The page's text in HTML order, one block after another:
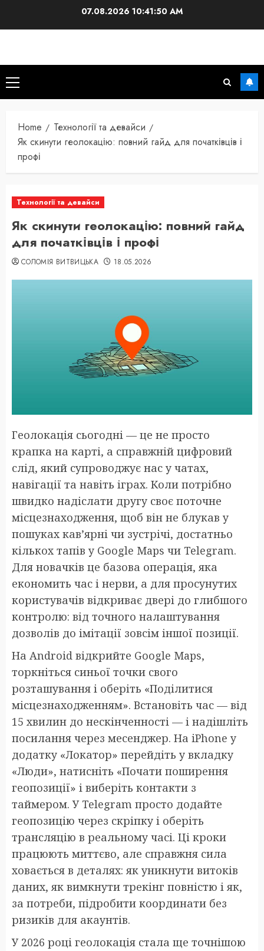
07.08.202610:41:51 AM
Primary
Menu
Home
Технології та девайси
Як скинути геолокацію: повний гайд для початківців і
профі
Технології та девайси
Як скинути геолокацію: повний гайд
для початківців і профі
СОЛОМІЯ ВИТВИЦЬКА 18.05.2026
Геолокація сьогодні — це не просто
крапка на карті, а справжній цифровий
слід, який супроводжує нас у чатах,
навігації та навіть іграх. Коли потрібно
швидко надіслати другу своє поточне
місцезнаходження, щоб він не блукав у
пошуках кав’ярні чи зустрічі, достатньо
кількох тапів у Google Maps чи Telegram.
Для новачків це базова операція, яка
економить час і нерви, а для просунутих
користувачів відкриває двері до глибшого
контролю: від точного налаштування
дозволів до імітації зовсім іншої позиції.
На Android відкрийте Google Maps,
торкніться синьої точки свого
розташування і оберіть «Поділитися
місцезнаходженням». Встановіть час — від
15 хвилин до нескінченності — і надішліть
посилання через месенджер. На iPhone у
додатку «Локатор» перейдіть у вкладку
«Люди», натисніть «Почати поширення
геопозиції» і виберіть контакти з
таймером. У Telegram просто додайте
геопозицію через скріпку і оберіть
трансляцію в реальному часі. Ці кроки
працюють миттєво, але справжня сила
ховається в деталях: як уникнути витоків
даних, як вимкнути трекінг повністю і як,
за потреби, підробити координати без
ризиків для акаунтів.
У 2026 році геолокація стала ще точнішою